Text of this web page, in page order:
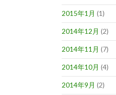
2015年1月 (1)
2014年12月 (2)
2014年11月 (7)
2014年10月 (4)
2014年9月 (2)